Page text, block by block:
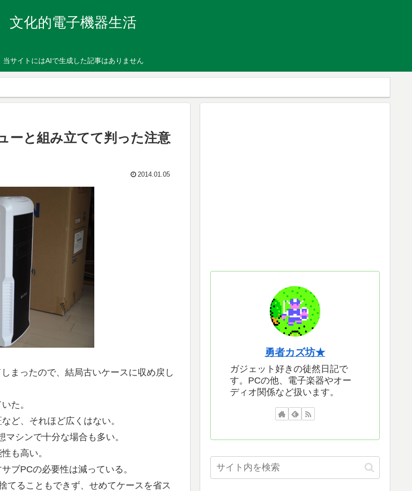
文化的電子機器生活
当サイトにはAIで生成した記事はありません
と組み立てて判った注意
2014.01.05
まったので、結局古いケースに収め戻し
た。
ど、それほど広くはない。
シンで十分な場合も多い。
も高い。
ブPCの必要性は減っている。
てることもできず、せめてケースを省ス
勇者カズ坊★
ガジェット好きの徒然日記で
す。PCの他、電子楽器やオー
ディオ関係など扱います。